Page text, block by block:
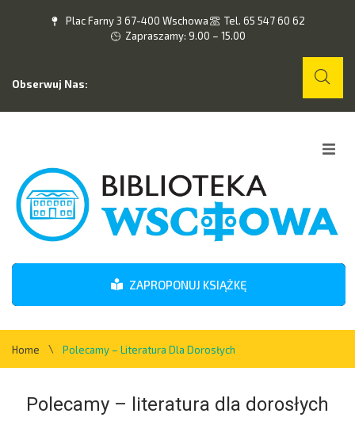
Plac Farny 3 67-400 Wschowa
Tel. 65 547 60 62
Zapraszamy: 9.00 – 15.00
Obserwuj Nas:
O nas
Wydarzenia
Kontakt
ZAPROPONUJ KSIĄŻKĘ
Home \ Polecamy – Literatura Dla Dorosłych
Polecamy – literatura dla dorosłych